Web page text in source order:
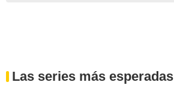
Las series más esperadas